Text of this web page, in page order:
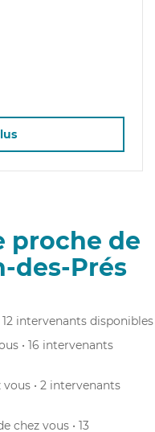
proche de
des-Prés
intervenants disponibles
• 16 intervenants
vous • 2 intervenants
chez vous • 13